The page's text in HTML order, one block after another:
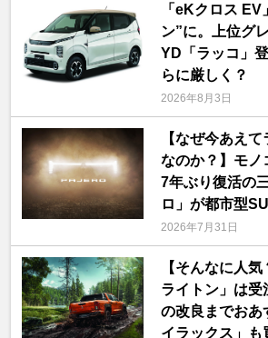
「eKクロス EV
ン”に。上位グ
YD「ラッコ」
らに厳しく？
2026年8月3日
【なぜ今あえ
なのか？】モノ
7年ぶり復活の
ロ」が都市型
2026年7月31日
【そんなに人
ライトン」は受
の改良までおあ
イラックス」も